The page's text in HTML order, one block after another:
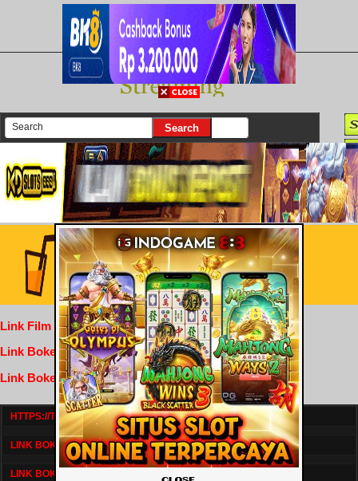
There are currently 25630 movies on our website
Login
Link Film Dewasa
Link Bokep Indofilm
Link Bokep FilmNikmat
HTTPS://TV1.BOSKU21.CAM/
LINK BOKEP DRAMASERIAL
LINK BOKEP